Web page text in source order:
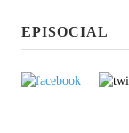
EPISOCIAL